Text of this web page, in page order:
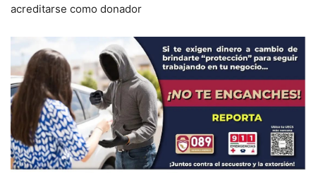
acreditarse como donador